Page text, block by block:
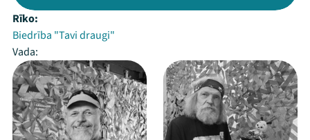
Rīko:
Biedrība "Tavi draugi"
Vada: